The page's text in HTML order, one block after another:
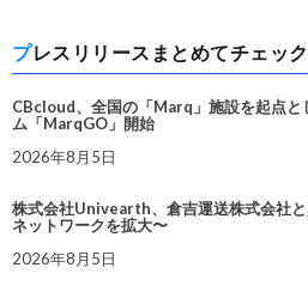
プレスリリースまとめてチェック
CBcloud、全国の「Marq」施設を起点と
ム「MarqGO」開始
2026年8月5日
株式会社Univearth、倉吉運送株式会社
ネットワークを拡大〜
2026年8月5日